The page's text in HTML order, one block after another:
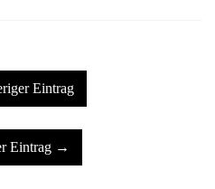
Eintrag
Eintrag →